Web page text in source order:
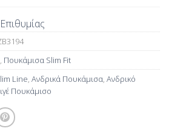
, Πουκάμισα Slim Fit
Line, Ανδρικά Πουκάμισα, Ανδρικό
Πουκάμισο